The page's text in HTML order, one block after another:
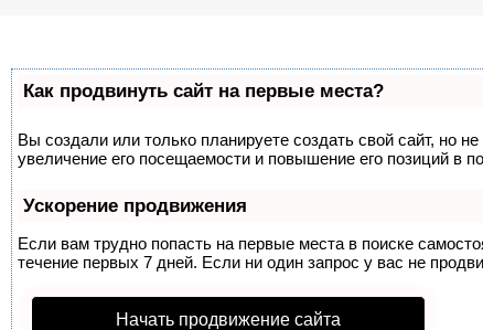
Как продвинуть сайт на первые места?
Вы создали или только планируете создать свой сайт, но
увеличение его посещаемости и повышение его позиций в
Ускорение продвижения
Если вам трудно попасть на первые места в поиске
течение первых 7 дней. Если ни один запрос у вас не
Начать продвижение сайта